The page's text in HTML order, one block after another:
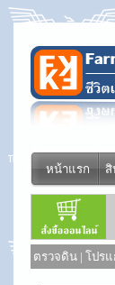
หน้าแรก สิ
ตรวจดิน | โปร